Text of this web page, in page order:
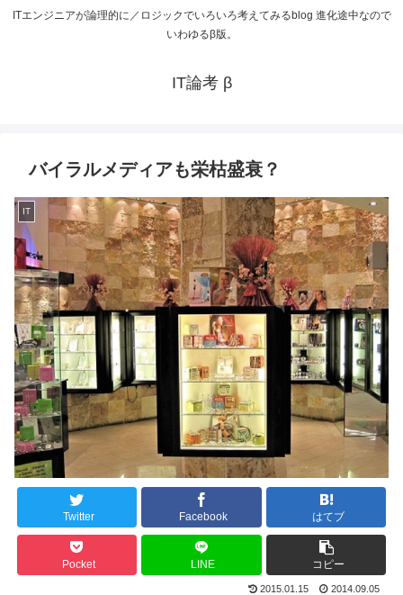
ITエンジニアが論理的に／ロジックでいろいろ考えてみるblog 進化途中なので
いわゆるβ版。
IT論考 β
バイラルメディアも栄枯盛衰？
IT
Twitter Facebook はてブ
Pocket LINE コピー
2015.01.15 2014.09.05